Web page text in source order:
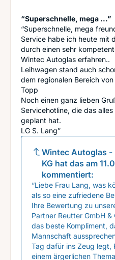
“Superschnelle, mega ...”
“Superschnelle, mega
Service habe ich heute mit
durch einen sehr
Wintec Autoglas erfahren..
Leihwagen stand auch
dem regionalen Bereich
Topp
Noch einen ganz lieben
Servicehotline, die das
geplant hat.
LG S. Lang”
Wintec Autoglas -
KG hat das am
kommentiert:
“Liebe Frau Lang, was
als so eine zufriedene
Ihre Bewertung zu
Partner Reutter GmbH &
das beste Kompliment,
Mannschaft
Tag dafür ins Zeug legt,
einem ärgerlichen